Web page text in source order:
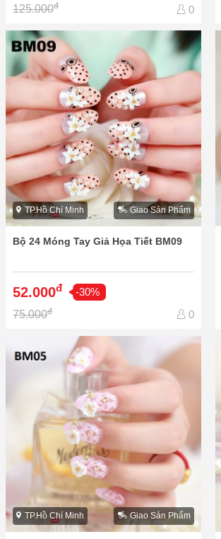
125.000đ 0
TP.Hồ Chí Minh Giao Sản Phẩm
Bộ 24 Móng Tay Giả Họa Tiết BM09
52.000đ
-30%
75.000đ 0
TP.Hồ Chí Minh Giao Sản Phẩm